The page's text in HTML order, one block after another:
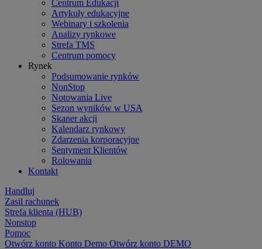
Centrum Edukacji
Artykuły edukacyjne
Webinary i szkolenia
Analizy rynkowe
Strefa TMS
Centrum pomocy
Rynek
Podsumowanie rynków
NonStop
Notowania Live
Sezon wyników w USA
Skaner akcji
Kalendarz rynkowy
Zdarzenia korporacyjne
Sentyment Klientów
Rolowania
Kontakt
Handluj
Zasil rachunek
Strefa klienta (HUB)
Nonstop
Pomoc
Otwórz konto Konto Demo Otwórz konto DEMO